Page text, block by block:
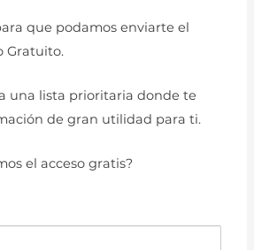
que podamos enviarte el
Gratuito.
una lista prioritaria donde te
de gran utilidad para ti.
el acceso gratis?